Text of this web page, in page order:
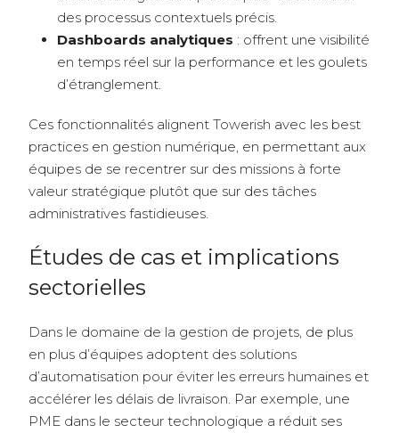
des processus contextuels précis.
Dashboards analytiques : offrent une visibilité
en temps réel sur la performance et les goulets
d’étranglement.
Ces fonctionnalités alignent Towerish avec les best
practices en gestion numérique, en permettant aux
équipes de se recentrer sur des missions à forte
valeur stratégique plutôt que sur des tâches
administratives fastidieuses.
Études de cas et implications
sectorielles
Dans le domaine de la gestion de projets, de plus
en plus d’équipes adoptent des solutions
d’automatisation pour éviter les erreurs humaines et
accélérer les délais de livraison. Par exemple, une
PME dans le secteur technologique a réduit ses